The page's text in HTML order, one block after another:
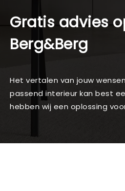
Gratis advies
Berg&Berg
Het vertalen van jouw
passend interieur kan best
hebben wij een oplossing